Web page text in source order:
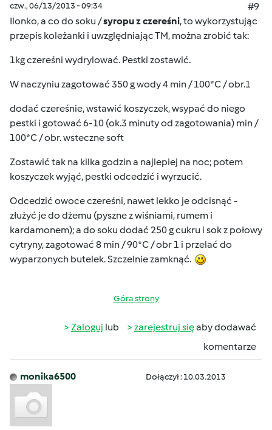
czw., 06/13/2013 - 09:34
#9
Ilonko, a co do soku /syropu z czereśni, to wykorzystując
przepis koleżanki i uwzględniając TM, można zrobić tak:
1kg czereśni wydrylować. Pestki zostawić.
W naczyniu zagotować 350 g wody 4 min / 100*C / obr.1
dodać czereśnie, wstawić koszyczek, wsypać do niego
pestki i gotować 6-10 (ok.3 minuty od zagotowania) min /
100*C / obr. wsteczne soft
Zostawić tak na kilka godzin a najlepiej na noc; potem
koszyczek wyjąć, pestki odcedzić i wyrzucić.
Odcedzić owoce czereśni, nawet lekko je odcisnąć -
złużyć je do dżemu (pyszne z wiśniami, rumem i
kardamonem); a do soku dodać 250 g cukru i sok z połowy
cytryny, zagotować 8 min / 90*C / obr 1 i przelać do
wyparzonych butelek. Szczelnie zamknąć.
Góra strony
Zaloguj lub zarejestruj sięaby dodawać
komentarze
monika6500 Dołączył : 10.03.2013